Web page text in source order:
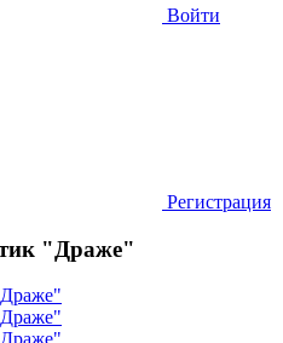
Войти
Регистрация
"Драже"